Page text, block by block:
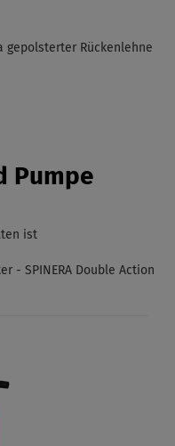
gepolsterter Rückenlehne
Pumpe
ist
- SPINERA Double Action